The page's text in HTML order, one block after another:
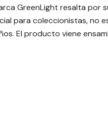
GreenLight resalta por
para coleccionistas, no
El producto viene